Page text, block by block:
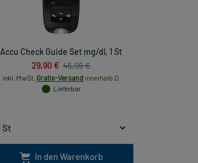
Accu Check Guide Set mg/dl, 1 St
29,90 € 46,06 €
inkl. MwSt. Gratis-Versand innerhalb D.
Lieferbar
In den Warenkorb